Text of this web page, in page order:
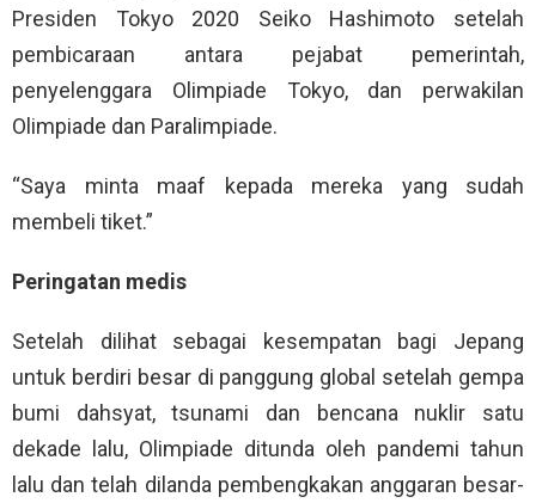
Presiden Tokyo 2020 Seiko Hashimoto setelah
pembicaraan antara pejabat pemerintah,
penyelenggara Olimpiade Tokyo, dan perwakilan
Olimpiade dan Paralimpiade.
“Saya minta maaf kepada mereka yang sudah
membeli tiket.”
Peringatan medis
Setelah dilihat sebagai kesempatan bagi Jepang
untuk berdiri besar di panggung global setelah gempa
bumi dahsyat, tsunami dan bencana nuklir satu
dekade lalu, Olimpiade ditunda oleh pandemi tahun
lalu dan telah dilanda pembengkakan anggaran besar-